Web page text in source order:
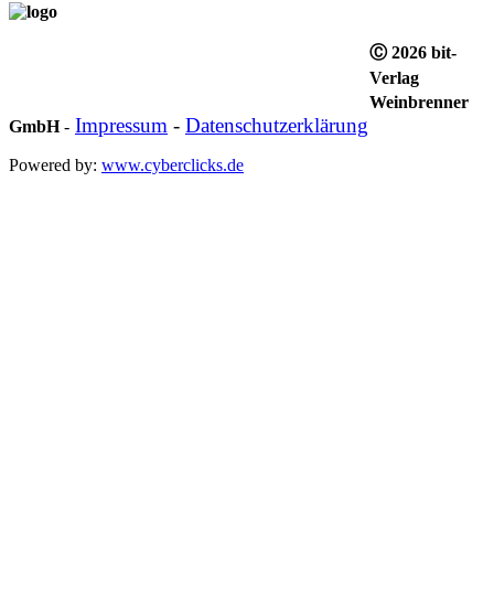
Ⓒ 2026 bit-
Verlag
Weinbrenner
GmbH- Impressum - Datenschutzerklärung
Powered by: www.cyberclicks.de